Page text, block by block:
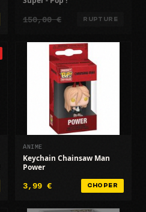
150,00 € RUPTURE
ANIME
Keychain Chainsaw Man
Power
3,99 € CHOPER